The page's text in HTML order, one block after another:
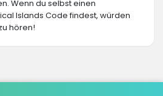
Wenn du selbst einen
Islands Code findest, würden
hören!